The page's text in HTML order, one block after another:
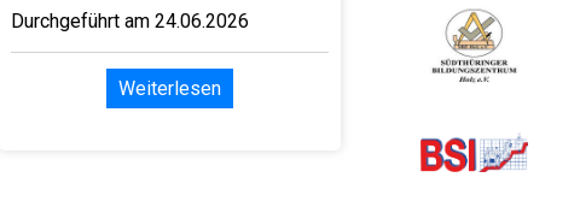
Durchgeführt am 24.06.2026
Weiterlesen